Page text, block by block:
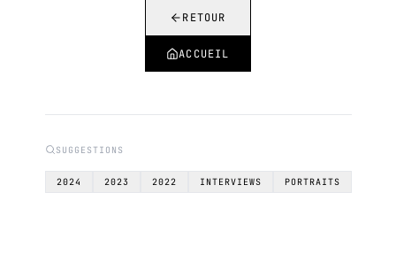
RETOUR
ACCUEIL
SUGGESTIONS
2024 2023 2022 INTERVIEWS PORTRAITS